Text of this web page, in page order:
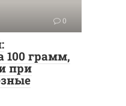
0
100 грамм,
при